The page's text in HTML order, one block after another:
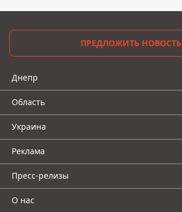
ПРЕДЛОЖИТЬ НОВОСТЬ
Днепр
Область
Украина
Реклама
Пресс-релизы
О нас